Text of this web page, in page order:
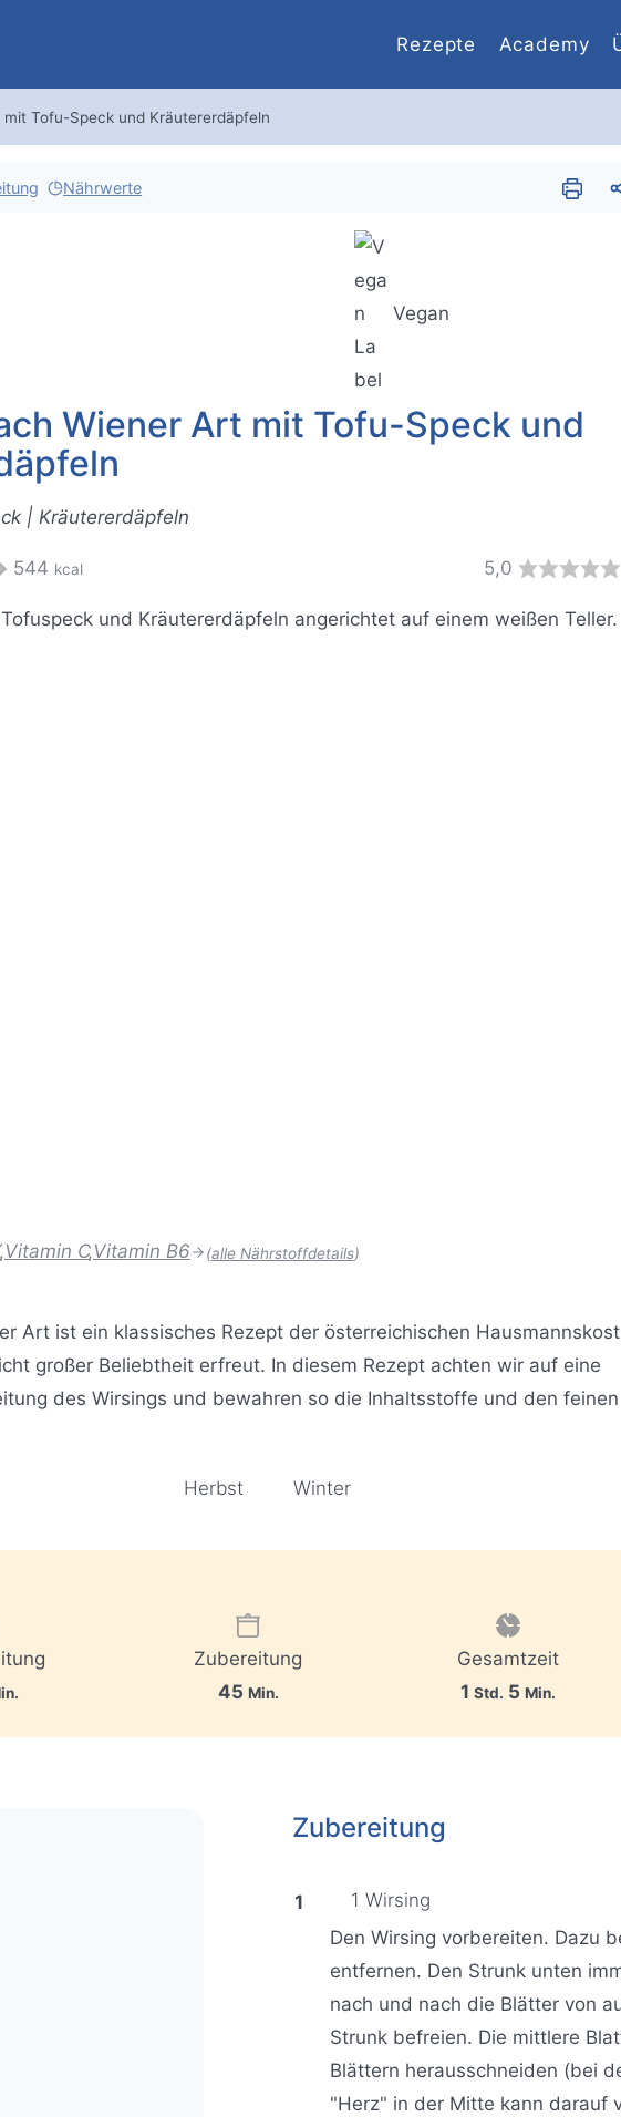
Rezepte Academy
Tofu-Speck und Kräutererdäpfeln
Nährwerte
Vegan
Wiener Art mit Tofu-Speck und
| Kräutererdäpfeln
K
544 kcal 5,0
,Vitamin C,Vitamin B6 (alle Nährstoffdetails)
Art ist ein klassisches Rezept der österreichischen
großer Beliebtheit erfreut. In diesem Rezept achten wir auf eine
des Wirsings und bewahren so die Inhaltsstoffe und den feinen
Herbst Winter
Zubereitung
45M
Min.
Gesamtzeit
1SStd. 5M
Min.
Zubereitung
1 Wirsing
Den Wirsing vorbereiten. Dazu
entfernen. Den Strunk unten
nach und nach die Blätter von
Strunk befreien. Die mittlere
Blättern herausschneiden (bei
"Herz" in der Mitte kann darauf